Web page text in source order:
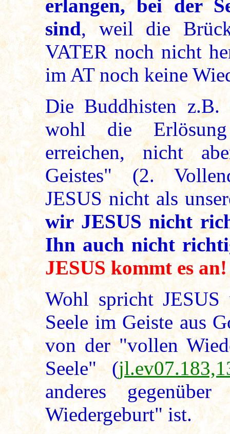
erlangen, bei der
sind, weil die
VATER noch nicht
im AT noch keine
Die Buddhisten
wohl die Erlösung
erreichen, nicht
Geistes" (2.
JESUS nicht als
wir JESUS nicht
Ihn auch nicht
JESUS kommt es an!
Wohl spricht
Seele im Geiste aus
von der "vollen
Seele" (
anderes
Wiedergeburt" ist.